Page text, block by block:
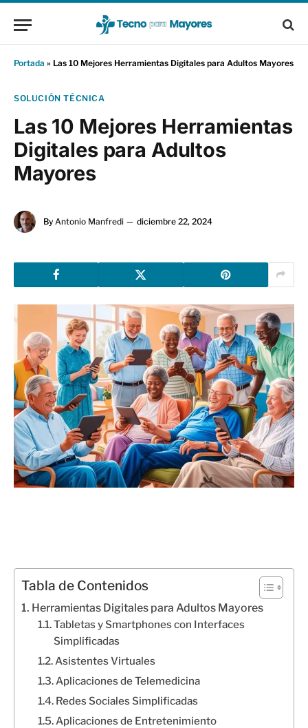
Portada » Las 10 Mejores Herramientas Digitales para Adultos Mayores
SOLUCIÓN TÉCNICA
Las 10 Mejores Herramientas
Digitales para Adultos
Mayores
By Antonio Manfredi diciembre 22, 2024
Tabla de Contenidos
Herramientas Digitales para Adultos Mayores
Tabletas y Smartphones con Interfaces
Simplificadas
Asistentes Virtuales
Aplicaciones de Telemedicina
Redes Sociales Simplificadas
Aplicaciones de Entretenimiento